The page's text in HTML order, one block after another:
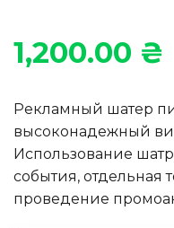
1,200.00 ₴
Рекламный шатер
высоконадежный
Использование
события, отдельная
проведение